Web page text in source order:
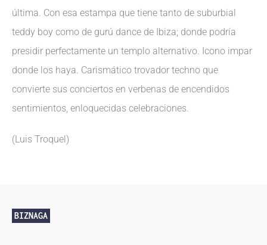
última. Con esa estampa que tiene tanto de suburbial
teddy boy como de gurú dance de Ibiza; donde podría
presidir perfectamente un templo alternativo. Icono impar
donde los haya. Carismático trovador techno que
convierte sus conciertos en verbenas de encendidos
sentimientos, enloquecidas celebraciones.
(Luis Troquel)
BIZNAGA